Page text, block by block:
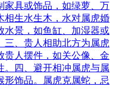
家具或饰品，如绿萝、万
相生水生木，水对属虎婚
水景，如鱼缸、加湿器或
三、贵人相助北方为属虎
贵人摆件，如关公像、金
。四、避开相冲属虎与属
形饰品。属虎克属蛇，忌